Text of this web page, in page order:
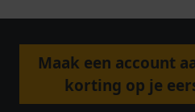
Maak een account
korting op je